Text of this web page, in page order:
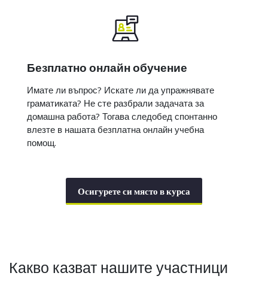
Безплатно онлайн обучение
Имате ли въпрос? Искате ли да упражнявате
граматиката? Не сте разбрали задачата за
домашна работа? Тогава следобед спонтанно
влезте в нашата безплатна онлайн учебна
помощ.
Осигурете си място в курса
Какво казват нашите участници